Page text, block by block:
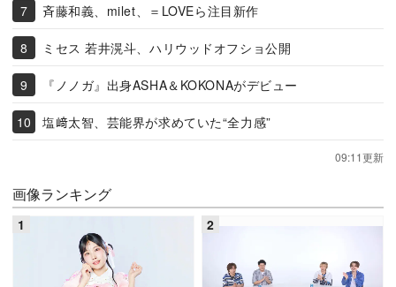
斉藤和義、milet、＝LOVEら注目新作
ミセス 若井滉斗、ハリウッドオフショ公開
『ノノガ』出身ASHA＆KOKONAがデビュー
塩﨑太智、芸能界が求めていた“全力感”
09:11更新
画像ランキング